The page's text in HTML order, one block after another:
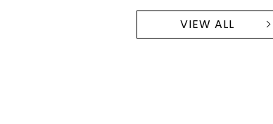
VIEW ALL